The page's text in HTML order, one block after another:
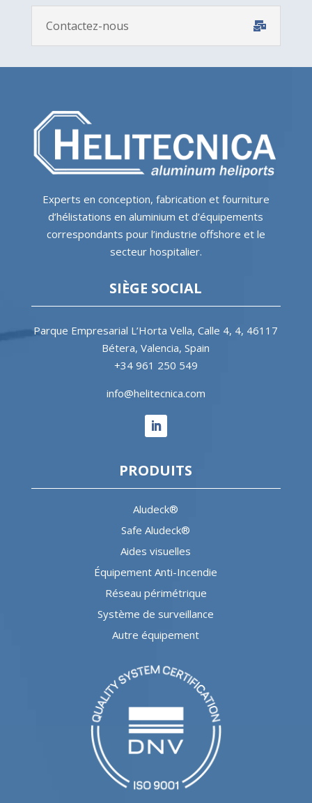
Contactez-nous
Experts en conception, fabrication et fourniture
d’hélistations en aluminium et d’équipements
correspondants pour l’industrie offshore et le
secteur hospitalier.
SIÈGE SOCIAL
Parque Empresarial L’Horta Vella, Calle 4, 4, 46117
Bétera, Valencia, Spain
+34 961 250 549
info@helitecnica.com
PRODUITS
Aludeck®
Safe Aludeck®
Aides visuelles
Équipement Anti-Incendie
Réseau périmétrique
Système de surveillance
Autre équipement